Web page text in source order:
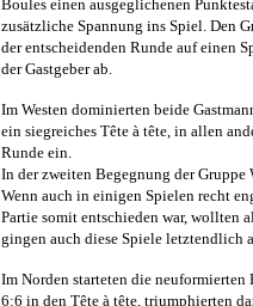
Boules einen ausgeglichenen
zusätzliche Spannung ins Spiel. Den
der entscheidenden Runde auf einen
der Gastgeber ab.
Im Westen dominierten beide
ein siegreiches Tête à tête, in allen
Runde ein.
In der zweiten Begegnung der Gruppe
Wenn auch in einigen Spielen recht
Partie somit entschieden war, wollten
gingen auch diese Spiele letztendlich
Im Norden starteten die neuformierten
6:6 in den Tête à tête, triumphierten